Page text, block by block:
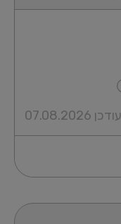
עודכן 07.08.2026